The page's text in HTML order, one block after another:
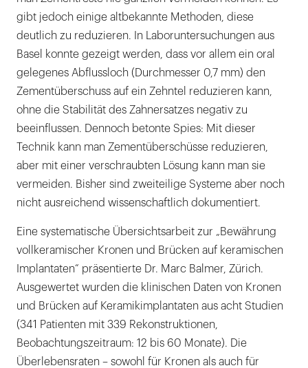
gibt jedoch einige altbekannte Methoden, diese
deutlich zu reduzieren. In Laboruntersuchungen aus
Basel konnte gezeigt werden, dass vor allem ein oral
gelegenes Abflussloch (Durchmesser 0,7 mm) den
Zementüberschuss auf ein Zehntel reduzieren kann,
ohne die Stabilität des Zahnersatzes negativ zu
beeinflussen. Dennoch betonte Spies: Mit dieser
Technik kann man Zementüberschüsse reduzieren,
aber mit einer verschraubten Lösung kann man sie
vermeiden. Bisher sind zweiteilige Systeme aber noch
nicht ausreichend wissenschaftlich dokumentiert.
Eine systematische Übersichtsarbeit zur „Bewährung
vollkeramischer Kronen und Brücken auf keramischen
Implantaten“ präsentierte Dr. Marc Balmer, Zürich.
Ausgewertet wurden die klinischen Daten von Kronen
und Brücken auf Keramikimplantaten aus acht Studien
(341 Patienten mit 339 Rekonstruktionen,
Beobachtungszeitraum: 12 bis 60 Monate). Die
Überlebensraten – sowohl für Kronen als auch für